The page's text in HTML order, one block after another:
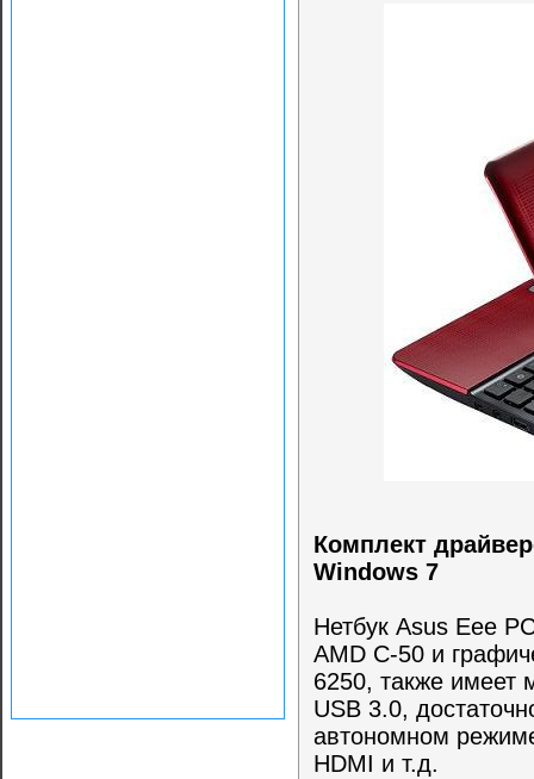
Комплект
Windows 7
Нетбук Asus Eee
AMD C-50 и
6250, также имеет
USB 3.0,
автономном
HDMI и т.д.